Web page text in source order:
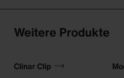
Weitere Produkte
Clinar Clip